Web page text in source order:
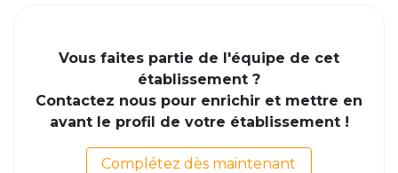
Vous faites partie de l'équipe de cet
établissement ?
Contactez nous pour enrichir et mettre en
avant le profil de votre établissement !
Complétez dès maintenant